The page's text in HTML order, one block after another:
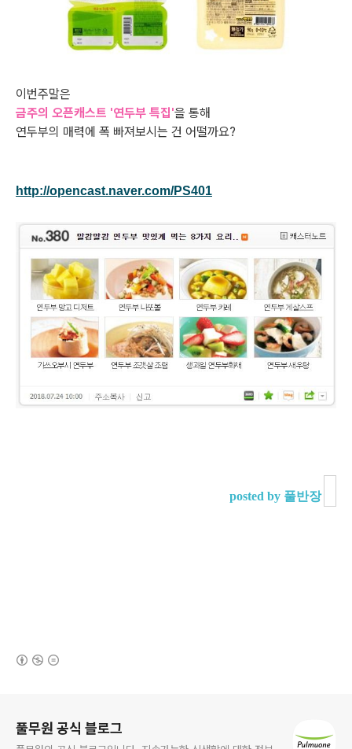
이번주말은
금주의 오픈캐스트 '연두부 특집'을 통해
연두부의 매력에 폭 빠져보시는 건 어떨까요?
http://opencast.naver.com/PS401
posted by 풀반장
풀무원 공식 블로그